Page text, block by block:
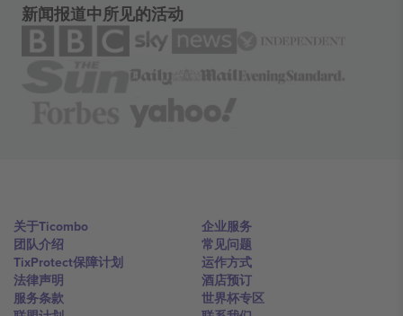
新闻报道中所见的活动
关于Ticombo
团队介绍
TixProtect保障计划
法律声明
服务条款
企业服务
常见问题
运作方式
酒店预订
世界杯专区